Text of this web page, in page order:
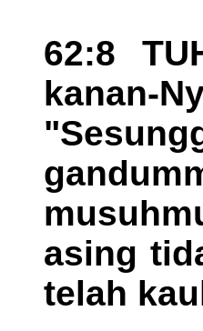
62:8
kanan-
asing
telah